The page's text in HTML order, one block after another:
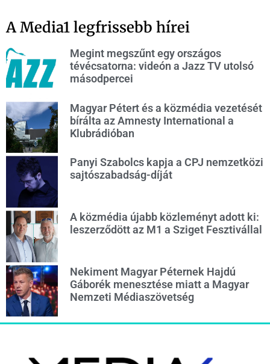
A Media1 legfrissebb hírei
Megint megszűnt egy országos
tévécsatorna: videón a Jazz TV utolsó
másodpercei
Magyar Pétert és a közmédia vezetését
bírálta az Amnesty International a
Klubrádióban
Panyi Szabolcs kapja a CPJ nemzetközi
sajtószabadság-díját
A közmédia újabb közleményt adott ki:
leszerződött az M1 a Sziget Fesztivállal
Nekiment Magyar Péternek Hajdú
Gáborék menesztése miatt a Magyar
Nemzeti Médiaszövetség